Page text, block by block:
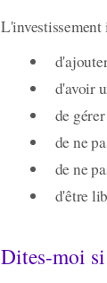
d'avoir
de
de ne
de ne
d'être
Dites-moi